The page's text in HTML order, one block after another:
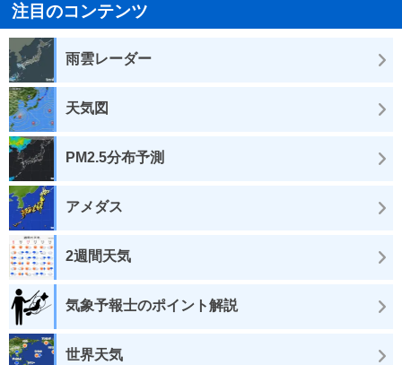
注目のコンテンツ
雨雲レーダー
天気図
PM2.5分布予測
アメダス
2週間天気
気象予報士のポイント解説
世界天気